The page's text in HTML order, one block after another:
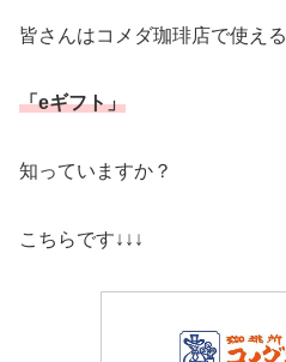
皆さんはコメダ珈琲店で使える
「eギフト」
知っていますか？
こちらです↓↓↓